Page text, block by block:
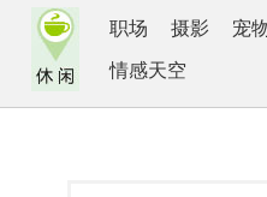
职场 摄影 宠
情感天空